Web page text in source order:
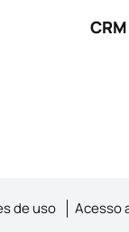
de uso Acesso